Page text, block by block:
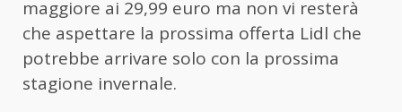
maggiore ai 29,99 euro ma non vi resterà
che aspettare la prossima offerta Lidl che
potrebbe arrivare solo con la prossima
stagione invernale.